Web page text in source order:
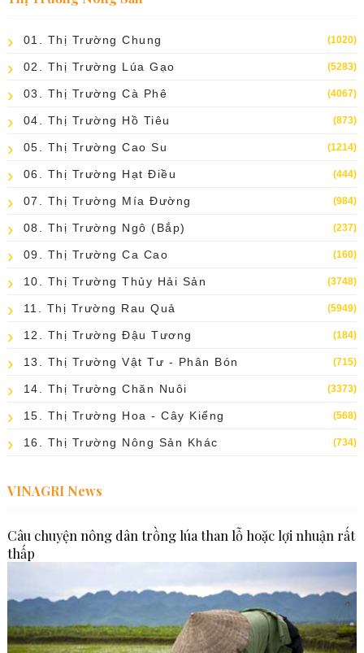
01. Thị Trường Chung (1020)
02. Thị Trường Lúa Gạo (5283)
03. Thị Trường Cà Phê (4067)
04. Thị Trường Hồ Tiêu (873)
05. Thị Trường Cao Su (1214)
06. Thị Trường Hạt Điều (444)
07. Thị Trường Mía Đường (984)
08. Thị Trường Ngô (bắp) (237)
09. Thị Trường Ca Cao (160)
10. Thị Trường Thủy Hải Sản (3748)
11. Thị Trường Rau Quả (5949)
12. Thị Trường Đậu Tương (184)
13. Thị Trường Vật Tư - Phân Bón (715)
14. Thị Trường Chăn Nuôi (3373)
15. Thị Trường Hoa - Cây Kiểng (568)
16. Thị Trường Nông Sản Khác (734)
VINAGRI News
Câu chuyện nông dân trồng lúa than lỗ hoặc lợi nhuận rất
thấp